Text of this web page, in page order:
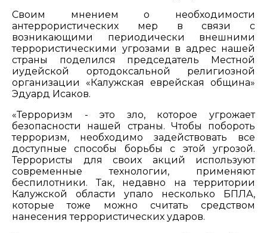
Своим мнением о необходимости
антеррористических мер в связи с
возникающими периодически внешними
террористическими угрозами в адрес нашей
страны поделился председатель Местной
иудейской ортодоксальной религиозной
организации «Калужская еврейская община»
Эдуард Исаков.
«Терроризм - это зло, которое угрожает
безопасности нашей страны. Чтобы побороть
терроризм, необходимо задействовать все
доступные способы борьбы с этой угрозой.
Террористы для своих акций используют
современные технологии, применяют
беспилотники. Так, недавно на территории
Калужской области упало несколько БПЛА,
которые тоже можно считать средством
нанесения террористических ударов.